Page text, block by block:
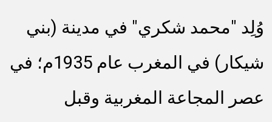
وُلِد "محمد شكري" في مدينة (بني
شيكار) في المغرب عام 1935م؛ في
عصر المجاعة المغربية وقبل